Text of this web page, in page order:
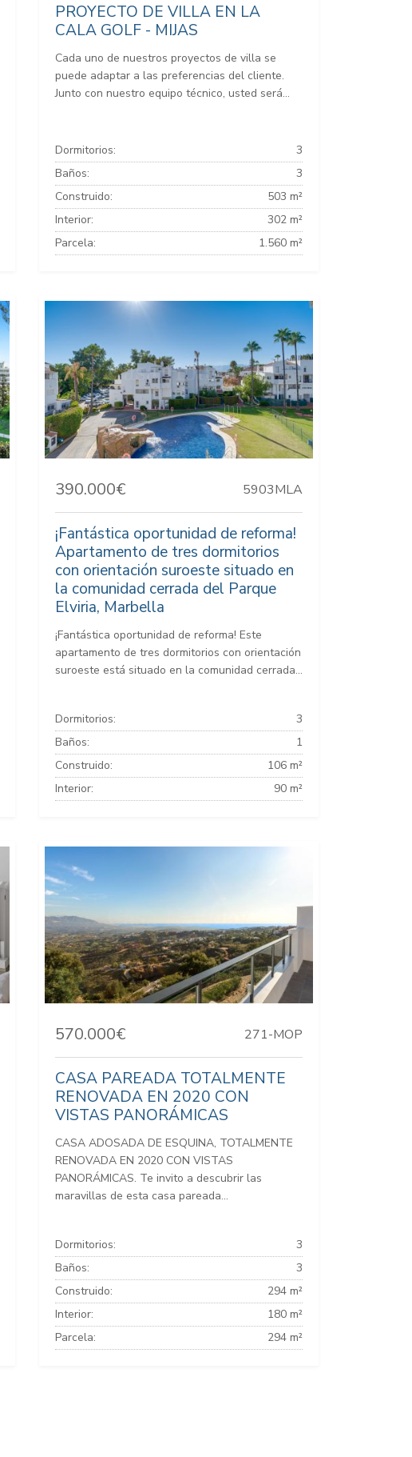
PROYECTO DE VILLA EN LA
CALA GOLF - MIJAS
Cada uno de nuestros proyectos de villa se
puede adaptar a las preferencias del cliente.
Junto con nuestro equipo técnico, usted será...
Dormitorios:
3
Baños:
3
Construido:
503 m²
Interior:
302 m²
Parcela:
1.560 m²
390.000€ 5903MLA
¡Fantástica oportunidad de reforma!
Apartamento de tres dormitorios
con orientación suroeste situado en
la comunidad cerrada del Parque
Elviria, Marbella
¡Fantástica oportunidad de reforma! Este
apartamento de tres dormitorios con orientación
suroeste está situado en la comunidad cerrada...
Dormitorios:
3
Baños:
1
Construido:
106 m²
Interior:
90 m²
570.000€ 271-MOP
CASA PAREADA TOTALMENTE
RENOVADA EN 2020 CON
VISTAS PANORÁMICAS
CASA ADOSADA DE ESQUINA, TOTALMENTE
RENOVADA EN 2020 CON VISTAS
PANORÁMICAS. Te invito a descubrir las
maravillas de esta casa pareada...
Dormitorios:
3
Baños:
3
Construido:
294 m²
Interior:
180 m²
Parcela:
294 m²